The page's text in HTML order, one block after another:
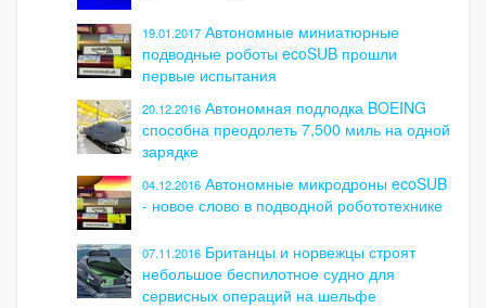
19.01.2017 Автономные миниатюрные
подводные роботы ecoSUB прошли
первые испытания
20.12.2016 Автономная подлодка BOEING
способна преодолеть 7,500 миль на одной
зарядке
04.12.2016 Автономные микродроны ecoSUB
- новое слово в подводной робототехнике
07.11.2016 Британцы и норвежцы строят
небольшое беспилотное судно для
сервисных операций на шельфе